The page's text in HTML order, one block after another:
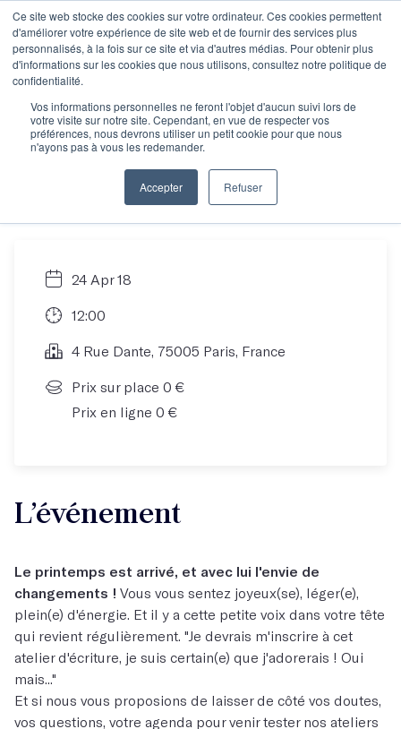
Ce site web stocke des cookies sur votre ordinateur. Ces cookies permettent
d'améliorer votre expérience de site web et de fournir des services plus
personnalisés, à la fois sur ce site et via d'autres médias. Pour obtenir plus
d'informations sur les cookies que nous utilisons, consultez notre politique de
confidentialité.
Vos informations personnelles ne feront l'objet d'aucun suivi lors de
votre visite sur notre site. Cependant, en vue de respecter vos
préférences, nous devrons utiliser un petit cookie pour que nous
n'ayons pas à vous les redemander.
Accepter Refuser
Vous hésitez à vous
inscrire ? Venez
tester un atelier !
24 Apr 18
12:00
4 Rue Dante, 75005 Paris, France
Prix sur place 0 €
Prix en ligne 0 €
L’événement
Le printemps est arrivé, et avec lui l'envie de
changements ! Vous vous sentez joyeux(se), léger(e),
plein(e) d'énergie. Et il y a cette petite voix dans votre tête
qui revient régulièrement. "Je devrais m'inscrire à cet
atelier d'écriture, je suis certain(e) que j'adorerais ! Oui
mais..."
Et si nous vous proposions de laisser de côté vos doutes,
vos questions, votre agenda pour venir tester nos ateliers